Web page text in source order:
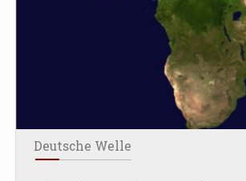
Deutsche Welle